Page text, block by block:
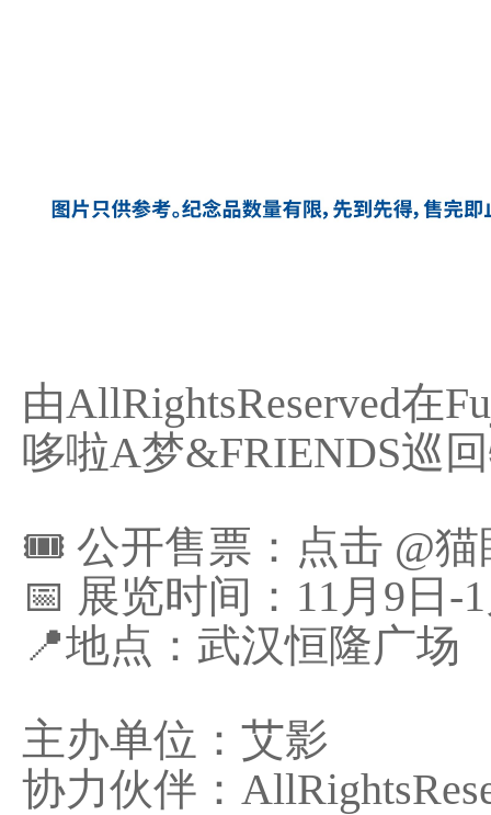
由AllRightsReserved在
哆啦A梦&FRIENDS巡
🎟 公开售票：点击 @
📅 展览时间：11月9日-
📍地点：武汉恒隆广场
主办单位：艾影
协力伙伴：